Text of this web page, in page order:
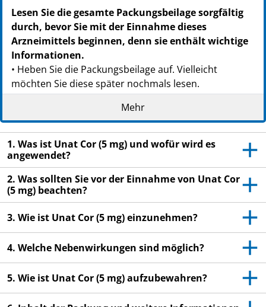
Lesen Sie die gesamte Packungsbeilage sorgfältig
durch, bevor Sie mit der Einnahme dieses
Arzneimittels beginnen, denn sie enthält wichtige
Informationen.
• Heben Sie die Packungsbeilage auf. Vielleicht
möchten Sie diese später nochmals lesen.
• Wenn Sie weitere Fragen haben, wenden Sie sich an
Ihren Arzt oder Apotheker.
• Dieses Arzneimittel wurde Ihnen persönlich
verschrieben. Geben Sie es nicht an Dritte weiter.
Es kann anderen Menschen schaden, auch wenn diese
die gleichen Beschwerden haben wie Sie.
• Wenn Sie Nebenwirkungen bemerken, wenden Sie
sich an Ihren Arzt oder Apotheker. Dies gilt auch für
Nebenwirkungen, die nicht in dieser Packungsbeilage
angegeben sind. Siehe Abschnitt 4.
Mehr
1. Was ist Unat Cor (5 mg) und wofür wird es
angewendet?
2. Was sollten Sie vor der Einnahme von Unat Cor
(5 mg) beachten?
3. Wie ist Unat Cor (5 mg) einzunehmen?
4. Welche Nebenwirkungen sind möglich?
5. Wie ist Unat Cor (5 mg) aufzubewahren?